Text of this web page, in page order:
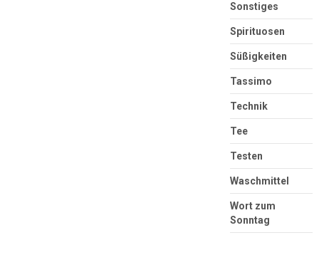
Sonstiges
Spirituosen
Süßigkeiten
Tassimo
Technik
Tee
Testen
Waschmittel
Wort zum
Sonntag